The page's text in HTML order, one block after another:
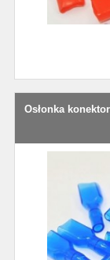
Osłonka